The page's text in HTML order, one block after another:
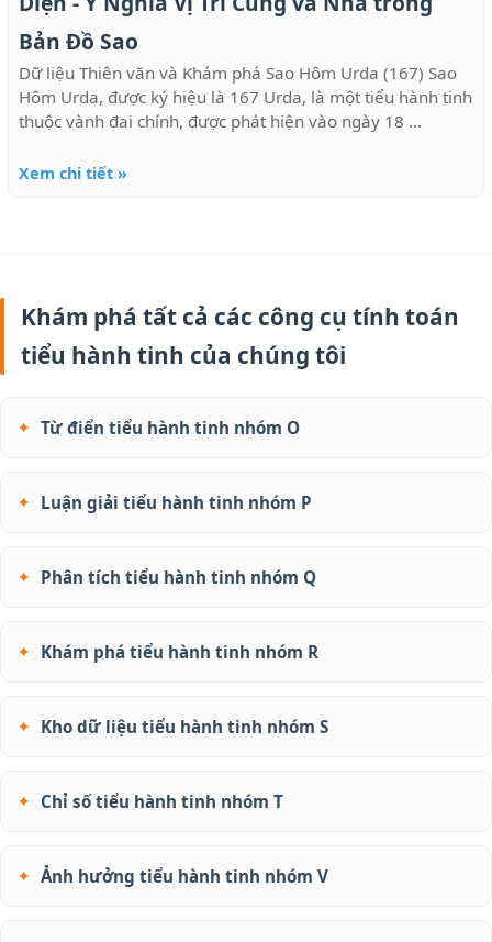
Bản Đồ Sao
Dữ liệu Thiên văn và Khám phá Sao Hôm Urda (167) Sao
Hôm Urda, được ký hiệu là 167 Urda, là một tiểu hành tinh
thuộc vành đai chính, được phát hiện vào ngày 18 ...
Xem chi tiết »
Khám phá tất cả các công cụ tính toán
tiểu hành tinh của chúng tôi
Từ điển tiểu hành tinh nhóm O
Luận giải tiểu hành tinh nhóm P
Phân tích tiểu hành tinh nhóm Q
Khám phá tiểu hành tinh nhóm R
Kho dữ liệu tiểu hành tinh nhóm S
Chỉ số tiểu hành tinh nhóm T
Ảnh hưởng tiểu hành tinh nhóm V